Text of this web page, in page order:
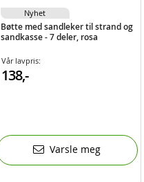
Bøtte med sandleker til strand og
sandkasse - 7 deler, rosa
Vår lavpris:
138,-
Varsle meg
Nyhet